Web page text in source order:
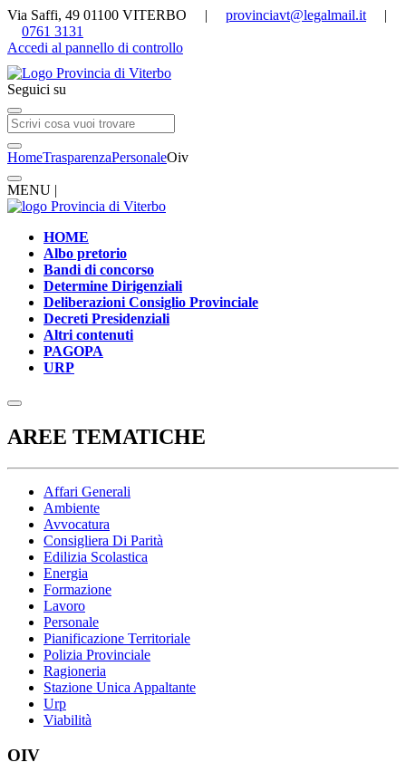
Via Saffi, 49 01100 VITERBO | provinciavt@legalmail.it |
0761 3131
Accedi al pannello di controllo
Seguici su
HomeTrasparenzaPersonaleOiv
MENU |
HOME
Albo pretorio
Bandi di concorso
Determine Dirigenziali
Deliberazioni Consiglio Provinciale
Decreti Presidenziali
Altri contenuti
PAGOPA
URP
AREE TEMATICHE
Affari Generali
Ambiente
Avvocatura
Consigliera Di Parità
Edilizia Scolastica
Energia
Formazione
Lavoro
Personale
Pianificazione Territoriale
Polizia Provinciale
Ragioneria
Stazione Unica Appaltante
Urp
Viabilità
OIV